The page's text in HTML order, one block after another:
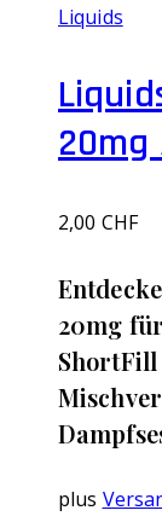
Liquids
20mg
2,00 CHF
20mg
plus